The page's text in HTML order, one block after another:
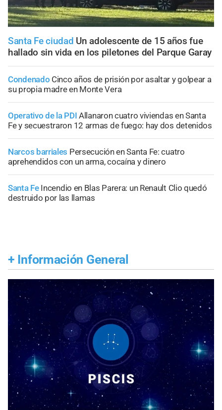
Santa Fe ciudad Un adolescente de 15 años fue
hallado sin vida en los piletones del Parque Garay
Condenado Cinco años de prisión por asaltar y golpear a
su propia madre en Monte Vera
Operativo de la PDI Allanaron cuatro viviendas en Santa
Fe y secuestraron 12 armas de fuego: hay dos detenidos
Narcos barriales Persecución en Santa Fe: cuatro
aprehendidos con un arma, cocaína y dinero
Santa Fe Incendio en Blas Parera: un Renault Clio quedó
destruido por las llamas
+ Información General